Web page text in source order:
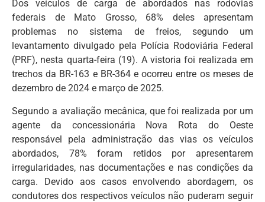
Dos veículos de carga de abordados nas rodovias
federais de Mato Grosso, 68% deles apresentam
problemas no sistema de freios, segundo um
levantamento divulgado pela Polícia Rodoviária Federal
(PRF), nesta quarta-feira (19). A vistoria foi realizada em
trechos da BR-163 e BR-364 e ocorreu entre os meses de
dezembro de 2024 e março de 2025.
Segundo a avaliação mecânica, que foi realizada por um
agente da concessionária Nova Rota do Oeste
responsável pela administração das vias os veículos
abordados, 78% foram retidos por apresentarem
irregularidades, nas documentações e nas condições da
carga. Devido aos casos envolvendo abordagem, os
condutores dos respectivos veículos não puderam seguir